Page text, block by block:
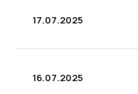
17.07.2025
16.07.2025